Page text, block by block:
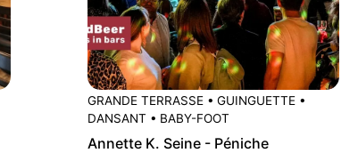
GRANDE TERRASSE • GUINGUETTE•
DANSANT • BABY-FOOT
Annette K. Seine - Péniche